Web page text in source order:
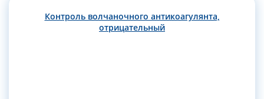
Контроль волчаночного антикоагулянта,
отрицательный